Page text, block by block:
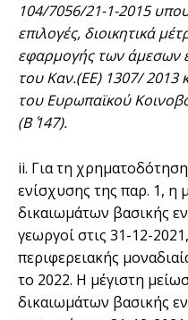
104/7056/21-1-2015
επιλογές, διοικητικά
εφαρμογής των άμεσων
του Καν.(ΕΕ) 1307/ 2013
του Ευρωπαϊκού
(Β΄ 147).
ii. Για τη
ενίσχυσης της παρ. 1, η
δικαιωμάτων βασικής
γεωργοί στις 31-12-
περιφερειακής
το 2022. Η μέγιστη
δικαιωμάτων βασικής